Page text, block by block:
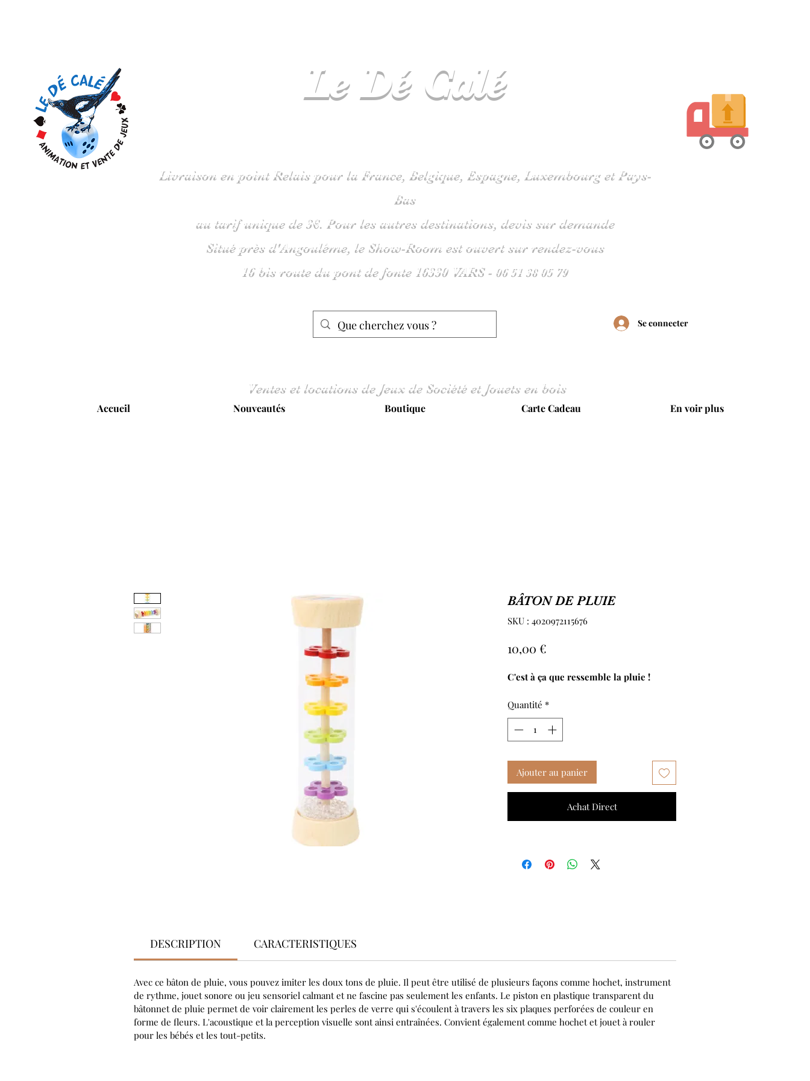
Le DéCalé
Livraison en point Relais pour la France, Belgique, Espagne, Luxembourg et Pays-
Bas
au tarif unique de 3€. Pour les autres destinations, devis sur demande
Situé près d'Angoulême, le Show-Room est ouvert sur rendez-vous
16 bis route du pont de fonte 16330 VARS - 0651 38 05 79
Se connecter
Ventes et locations de Jeux de Société et Jouets en bois
Accueil Nouveautés Boutique Carte Cadeau En voir plus
BÂTON DE PLUIE
SKU : 4020972115676
10,00 €
C'est à ça que ressemble la pluie !
Quantité *
Ajouter au panier
Achat Direct
DESCRIPTION CARACTERISTIQUES
Avec ce bâton de pluie, vous pouvez imiter les doux tons de pluie. Il peut être utilisé de plusieurs façons comme hochet, instrument
de rythme, jouet sonore ou jeu sensoriel calmant et ne fascine pas seulement les enfants. Le piston en plastique transparent du
bâtonnet de pluie permet de voir clairement les perles de verre qui s'écoulent à travers les six plaques perforées de couleur en
forme de fleurs. L'acoustique et la perception visuelle sont ainsi entraînées. Convient également comme hochet et jouet à rouler
pour les bébés et les tout-petits.